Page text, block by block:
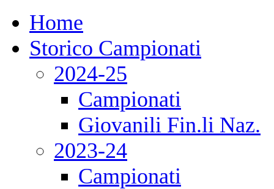
Home
Storico Campionati
2024-25
Campionati
Giovanili Fin.li Naz.
2023-24
Campionati